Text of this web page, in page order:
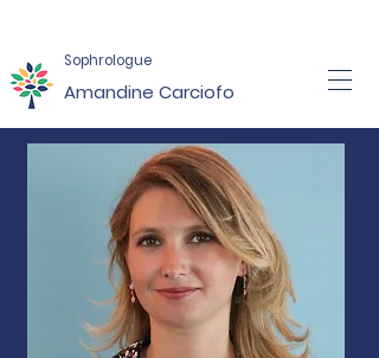
Sophrologue
Amandine Carciofo